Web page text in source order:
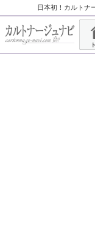
日本初！カルトナ